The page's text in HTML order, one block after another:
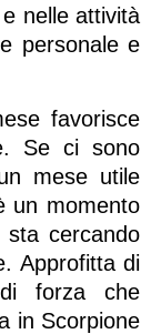
nelle attività
personale e
favorisce
Se ci sono
mese utile
un momento
sta cercando
Approfitta di
di forza che
in Scorpione